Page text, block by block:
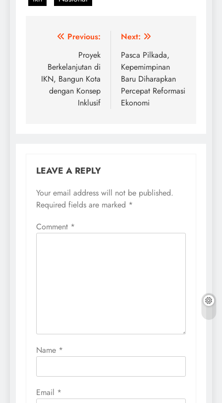
Post
navigation
Previous:
Proyek
Berkelanjutan di
IKN, Bangun Kota
dengan Konsep
Inklusif
Next:
Pasca Pilkada,
Kepemimpinan
Baru Diharapkan
Percepat Reformasi
Ekonomi
LEAVE A REPLY
Your email address will not be published.
Required fields are marked *
Comment *
Name *
Email *